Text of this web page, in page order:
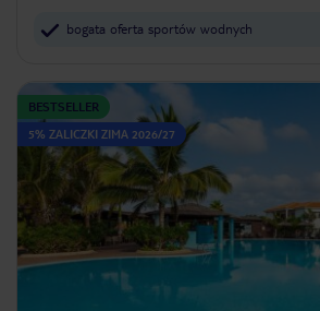
bogata oferta sportów wodnych
BESTSELLER
5% ZALICZKI ZIMA 2026/27